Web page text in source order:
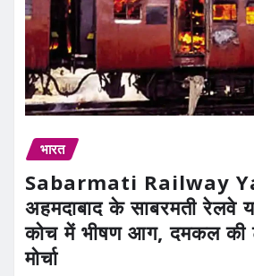
भारत
Sabarmati Railway
अहमदाबाद के साबरमती रेलवे
कोच में भीषण आग, दमकल की
मोर्चा